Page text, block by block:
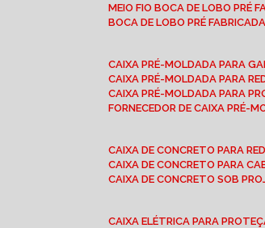
MEIO FIO BOCA DE LOBO PRÉ
BOCA DE LOBO PRÉ
CAIXA PRÉ-MOLDADA PARA
CAIXA PRÉ-MOLDADA PARA
CAIXA PRÉ-MOLDADA PARA
FORNECEDOR DE CAIXA PRÉ-
CAIXA DE CONCRETO PARA
CAIXA DE CONCRETO PARA
CAIXA DE CONCRETO SOB
CAIXA ELÉTRICA PARA